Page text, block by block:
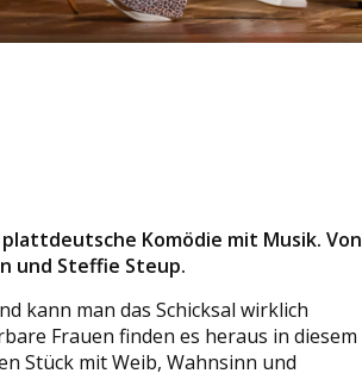
plattdeutsche Komödie mit Musik. Von
und Steffie Steup.
kann man das Schicksal wirklich
Frauen finden es heraus in diesem
Stück mit Weib, Wahnsinn und